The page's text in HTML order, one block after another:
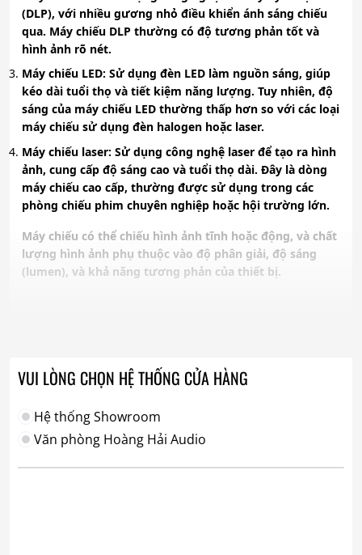
(DLP), với nhiều gương nhỏ điều khiển ánh sáng chiếu
qua. Máy chiếu DLP thường có độ tương phản tốt và
hình ảnh rõ nét.
Máy chiếu LED: Sử dụng đèn LED làm nguồn sáng, giúp
kéo dài tuổi thọ và tiết kiệm năng lượng. Tuy nhiên, độ
sáng của máy chiếu LED thường thấp hơn so với các loại
máy chiếu sử dụng đèn halogen hoặc laser.
Máy chiếu laser: Sử dụng công nghệ laser để tạo ra hình
ảnh, cung cấp độ sáng cao và tuổi thọ dài. Đây là dòng
máy chiếu cao cấp, thường được sử dụng trong các
phòng chiếu phim chuyên nghiệp hoặc hội trường lớn.
Máy chiếu có thể chiếu hình ảnh tĩnh hoặc động, và chất
lượng hình ảnh phụ thuộc vào độ phân giải, độ sáng
(lumen), và khả năng tương phản của thiết bị.
VUI LÒNG CHỌN HỆ THỐNG CỬA HÀNG
Hệ thống Showroom
Văn phòng Hoàng Hải Audio